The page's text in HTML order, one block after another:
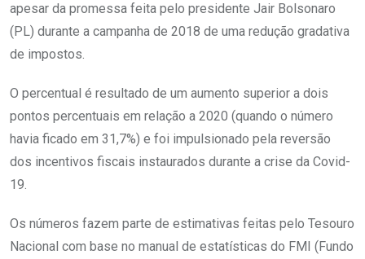
apesar da promessa feita pelo presidente Jair Bolsonaro
(PL) durante a campanha de 2018 de uma redução gradativa
de impostos.
O percentual é resultado de um aumento superior a dois
pontos percentuais em relação a 2020 (quando o número
havia ficado em 31,7%) e foi impulsionado pela reversão
dos incentivos fiscais instaurados durante a crise da Covid-
19.
Os números fazem parte de estimativas feitas pelo Tesouro
Nacional com base no manual de estatísticas do FMI (Fundo